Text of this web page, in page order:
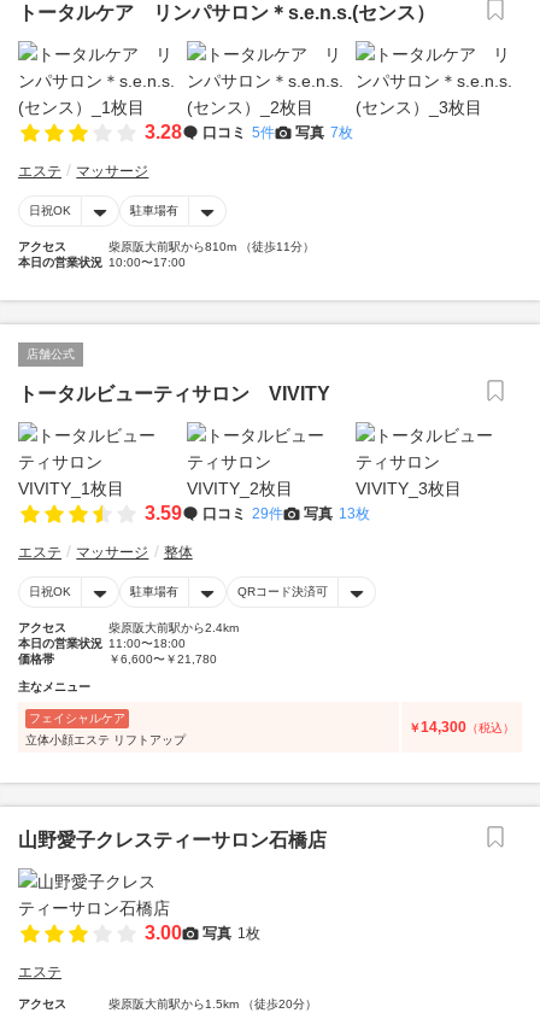
トータルケア リンパサロン＊s.e.n.s.(センス）
3.28 口コミ 5件 写真 7枚
エステ マッサージ
日祝OK 駐車場有
アクセス
柴原阪大前駅から810m （徒歩11分）
本日の営業状況 10:00〜17:00
店舗公式
トータルビューティサロン VIVITY
3.59 口コミ 29件 写真 13枚
エステ マッサージ 整体
日祝OK 駐車場有 QRコード決済可
アクセス
柴原阪大前駅から2.4km
本日の営業状況 11:00〜18:00
価格帯
￥6,600〜￥21,780
主なメニュー
フェイシャルケア
立体小顔エステ リフトアップ
￥14,300 （税込）
山野愛子クレスティーサロン石橋店
3.00 写真 1枚
エステ
アクセス 柴原阪大前駅から1.5km （徒歩20分）